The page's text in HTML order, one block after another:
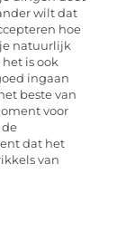
wilt dat
hoe
natuurlijk
is ook
ingaan
beste van
voor
de
dat het
van